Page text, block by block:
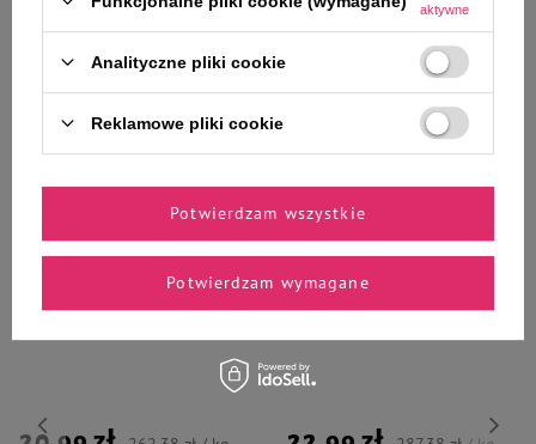
Zaufane i polecane przez
naszych ekspertów
aktywne
Analityczne pliki cookie
Reklamowe pliki cookie
Potwierdzam wymagane
Potwierdzam wszystkie